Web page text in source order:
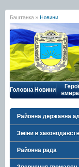
Баштанка » Новини
Головна Новини
Районна державна
Зміни в
Районна рада